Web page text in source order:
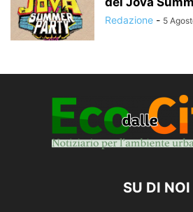
Redazione - 5
SU DI NOI